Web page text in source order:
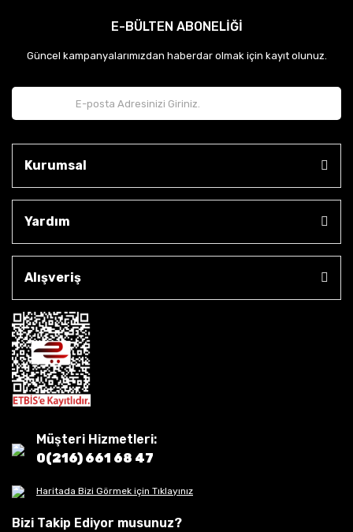
E-BÜLTEN ABONELİĞİ
Güncel kampanyalarımızdan haberdar olmak için kayıt olunuz.
Kurumsal
Yardım
Alışveriş
Müşteri Hizmetleri:
0(216) 661 68 47
Haritada Bizi Görmek için Tıklayınız
Bizi Takip Ediyor musunuz?